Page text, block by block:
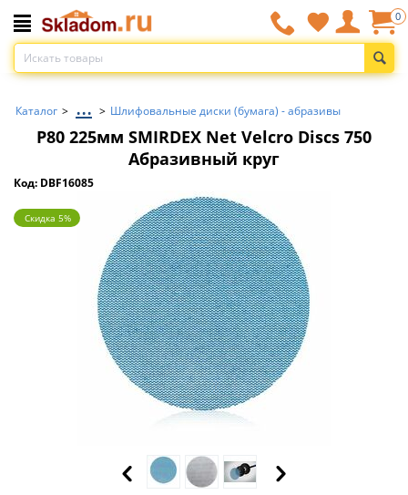
0
Каталог > ... > Шлифовальные диски (бумага) - абразивы
P80 225мм SMIRDEX Net Velcro Discs 750
Абразивный круг
Код: DBF16085
Скидка 5%